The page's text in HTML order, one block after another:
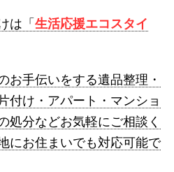
士別市不用品回収
夕張市不用品回収
は「 生活応援エコスタイ
お手伝いをする遺品整理・
付け・アパート・マンショ
処分などお気軽にご相談く
にお住まいでも対応可能で